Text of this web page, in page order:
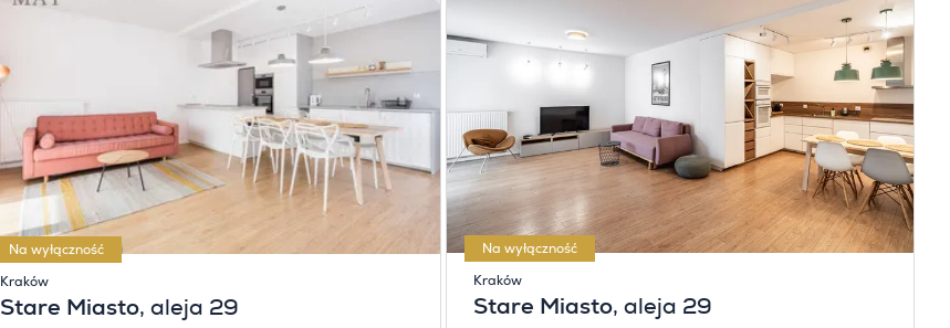
Na wyłączność
Kraków
Stare Miasto, aleja 29
Na wyłączność
Kraków
Stare Miasto, aleja 29